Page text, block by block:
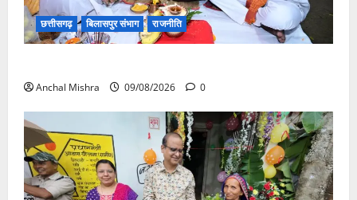
छत्तीसगढ़ बिलासपुर संभाग राजनीति
Anchal Mishra 09/08/2026 0